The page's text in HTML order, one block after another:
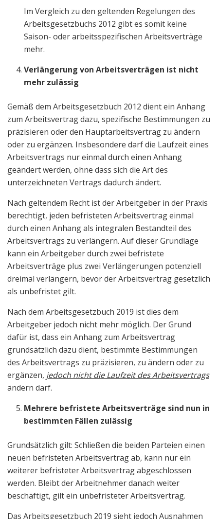
Im Vergleich zu den geltenden Regelungen des
Arbeitsgesetzbuchs 2012 gibt es somit keine
Saison- oder arbeitsspezifischen Arbeitsverträge
mehr.
Verlängerung von Arbeitsverträgen ist nicht
mehr zulässig
Gemäß dem Arbeitsgesetzbuch 2012 dient ein Anhang
zum Arbeitsvertrag dazu, spezifische Bestimmungen zu
präzisieren oder den Hauptarbeitsvertrag zu ändern
oder zu ergänzen. Insbesondere darf die Laufzeit eines
Arbeitsvertrags nur einmal durch einen Anhang
geändert werden, ohne dass sich die Art des
unterzeichneten Vertrags dadurch ändert.
Nach geltendem Recht ist der Arbeitgeber in der Praxis
berechtigt, jeden befristeten Arbeitsvertrag einmal
durch einen Anhang als integralen Bestandteil des
Arbeitsvertrags zu verlängern. Auf dieser Grundlage
kann ein Arbeitgeber durch zwei befristete
Arbeitsverträge plus zwei Verlängerungen potenziell
dreimal verlängern, bevor der Arbeitsvertrag gesetzlich
als unbefristet gilt.
Nach dem Arbeitsgesetzbuch 2019 ist dies dem
Arbeitgeber jedoch nicht mehr möglich. Der Grund
dafür ist, dass ein Anhang zum Arbeitsvertrag
grundsätzlich dazu dient, bestimmte Bestimmungen
des Arbeitsvertrags zu präzisieren, zu ändern oder zu
ergänzen, jedoch nicht die Laufzeit des Arbeitsvertrags
ändern darf.
Mehrere befristete Arbeitsverträge sind nun in
bestimmten Fällen zulässig
Grundsätzlich gilt: Schließen die beiden Parteien einen
neuen befristeten Arbeitsvertrag ab, kann nur ein
weiterer befristeter Arbeitsvertrag abgeschlossen
werden. Bleibt der Arbeitnehmer danach weiter
beschäftigt, gilt ein unbefristeter Arbeitsvertrag.
Das Arbeitsgesetzbuch 2019 sieht jedoch Ausnahmen